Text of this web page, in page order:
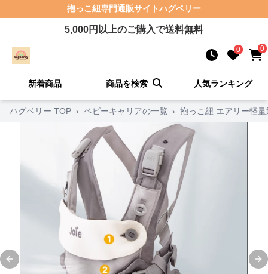
抱っこ紐専門通販サイトハグベリー
5,000円以上のご購入で送料無料
0 0
新着商品 商品を検索 人気ランキング
ハグベリー TOP › ベビーキャリアの一覧 › 抱っこ紐 エアリー軽
Previous slide